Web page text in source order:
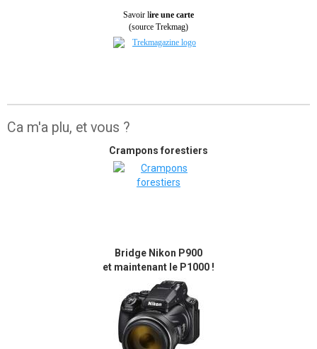
Savoir lire une carte
(source Trekmag)
Ca m'a plu, et vous ?
Crampons forestiers
Bridge Nikon P900
et maintenant le P1000 !